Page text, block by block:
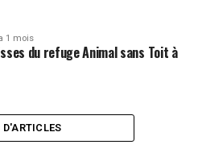
1 mois
du refuge Animal sans Toit à
D'ARTICLES